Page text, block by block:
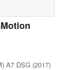
A7 DSG (2017)